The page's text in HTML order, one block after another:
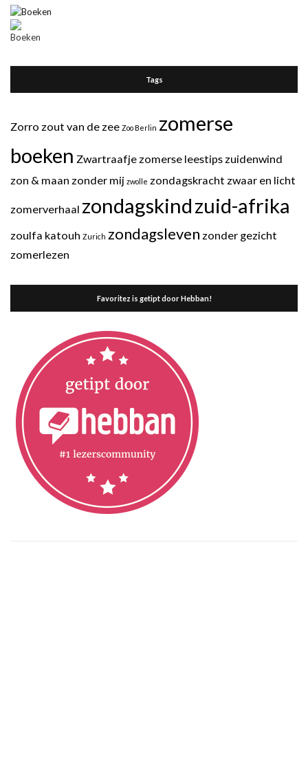
Tags
Zorro zout van de zee Zoo Berlin zomerse
boeken Zwartraafje zomerse leestips zuidenwind
zon & maan zonder mij zwolle zondagskracht zwaar en licht
zomerverhaal zondagskindzuid-afrika
zoulfa katouh Zurich zondagsleven zonder gezicht
zomerlezen
Favoritez is getipt door Hebban!